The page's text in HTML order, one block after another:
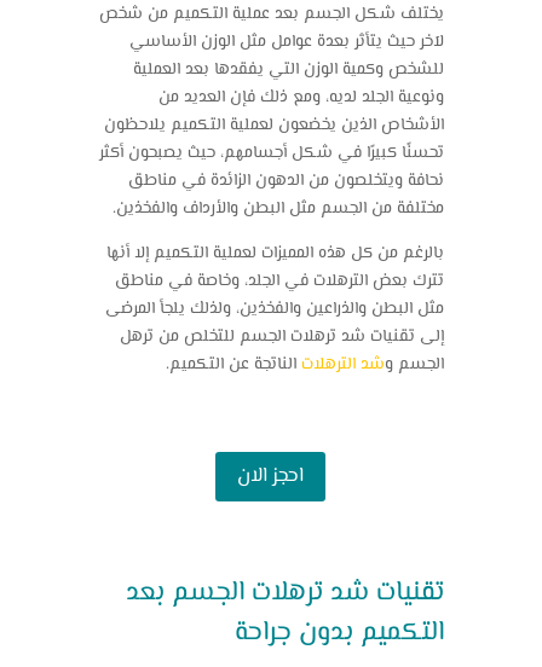
يختلف شكل الجسم بعد عملية التكميم من شخص
لآخر حيث يتأثر بعدة عوامل مثل الوزن الأساسي
للشخص وكمية الوزن التي يفقدها بعد العملية
ونوعية الجلد لديه، ومع ذلك فإن العديد من
الأشخاص الذين يخضعون لعملية التكميم يلاحظون
تحسنًا كبيرًا في شكل أجسامهم، حيث يصبحون أكثر
نحافة ويتخلصون من الدهون الزائدة في مناطق
مختلفة من الجسم مثل البطن والأرداف والفخذين.
بالرغم من كل هذه المميزات لعملية التكميم إلا أنها
تترك بعض الترهلات في الجلد، وخاصة في مناطق
مثل البطن والذراعين والفخذين، ولذلك يلجأ المرضى
إلى تقنيات شد ترهلات الجسم للتخلص من ترهل
الجسم وشد الترهلاتالناتجة عن التكميم.
احجز الان
تقنيات شد ترهلات الجسم بعد
التكميم بدون جراحة